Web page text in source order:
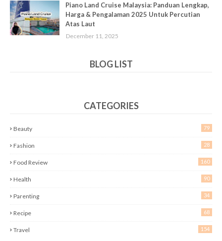
Piano Land Cruise Malaysia: Panduan Lengkap,
Harga & Pengalaman 2025 Untuk Percutian
Atas Laut
December 11, 2025
BLOG LIST
CATEGORIES
Beauty 79
Fashion 28
Food Review 160
Health 90
Parenting 34
Recipe 68
Travel 154